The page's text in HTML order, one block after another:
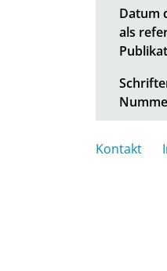
Datum
als
Kontakt